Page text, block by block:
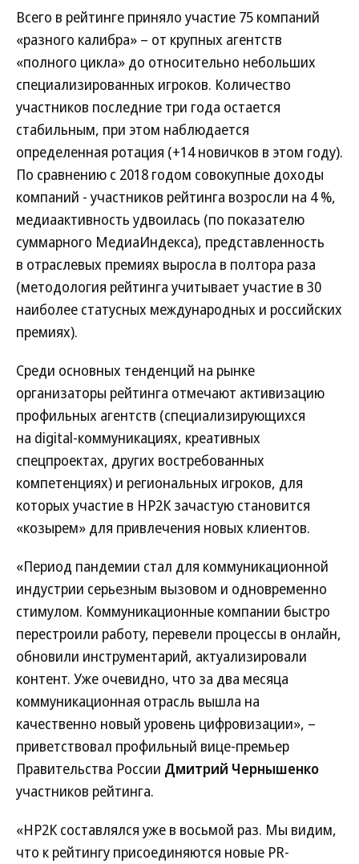
Всего в рейтинге приняло участие 75 компаний
«разного калибра» – от крупных агентств
«полного цикла» до относительно небольших
специализированных игроков. Количество
участников последние три года остается
стабильным, при этом наблюдается
определенная ротация (+14 новичков в этом году).
По сравнению с 2018 годом совокупные доходы
компаний - участников рейтинга возросли на 4 %,
медиаактивность удвоилась (по показателю
суммарного МедиаИндекса), представленность
в отраслевых премиях выросла в полтора раза
(методология рейтинга учитывает участие в 30
наиболее статусных международных и российских
премиях).
Среди основных тенденций на рынке
организаторы рейтинга отмечают активизацию
профильных агентств (специализирующихся
на digital-коммуникациях, креативных
спецпроектах, других востребованных
компетенциях) и региональных игроков, для
которых участие в НР2К зачастую становится
«козырем» для привлечения новых клиентов.
«Период пандемии стал для коммуникационной
индустрии серьезным вызовом и одновременно
стимулом. Коммуникационные компании быстро
перестроили работу, перевели процессы в онлайн,
обновили инструментарий, актуализировали
контент. Уже очевидно, что за два месяца
коммуникационная отрасль вышла на
качественно новый уровень цифровизации», –
приветствовал профильный вице-премьер
Правительства России Дмитрий Чернышенко
участников рейтинга.
«НР2К составлялся уже в восьмой раз. Мы видим,
что к рейтингу присоединяются новые PR-